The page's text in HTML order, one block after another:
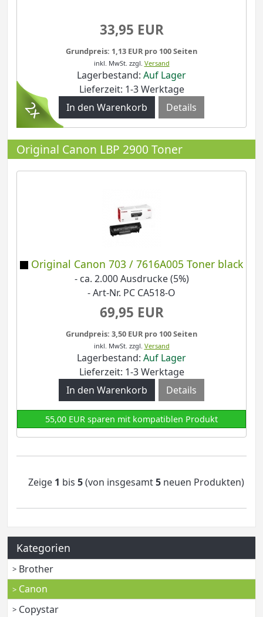
33,95 EUR
Grundpreis: 1,13 EUR pro 100 Seiten
inkl. MwSt. zzgl. Versand
Lagerbestand: Auf Lager
Lieferzeit: 1-3 Werktage
Details
Original Canon LBP 2900 Toner
Original Canon 703 / 7616A005 Toner black
- ca. 2.000 Ausdrucke (5%)
- Art-Nr. PC CA518-O
69,95 EUR
Grundpreis: 3,50 EUR pro 100 Seiten
inkl. MwSt. zzgl. Versand
Lagerbestand: Auf Lager
Lieferzeit: 1-3 Werktage
Details
55,00 EUR sparen mit kompatiblen Produkt
Zeige 1 bis 5(von insgesamt5 neuen Produkten)
Kategorien
Brother
Canon
Copystar